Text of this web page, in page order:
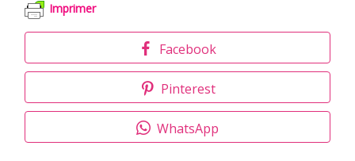
Imprimer
Facebook
Pinterest
WhatsApp